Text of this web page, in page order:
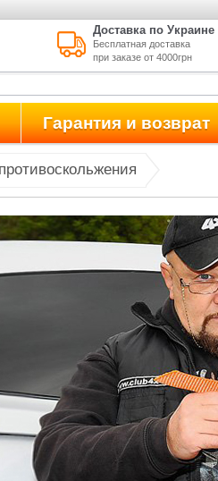
Доставка по Украине
Бесплатная доставка
при заказе от 4000грн
Гарантия и возврат